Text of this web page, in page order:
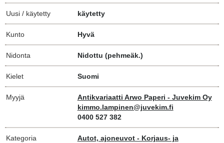
Uusi / käytetty käytetty
Kunto Hyvä
Nidonta Nidottu (pehmeäk.)
Kielet Suomi
Myyjä
Antikvariaatti Arwo Paperi - Juvekim Oy
kimmo.lampinen@juvekim.fi
0400 527 382
Kategoria
Autot, ajoneuvot - Korjaus- ja